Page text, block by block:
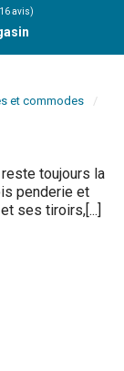
avis)
et commodes
reste toujours la
penderie et
ses tiroirs,[...]